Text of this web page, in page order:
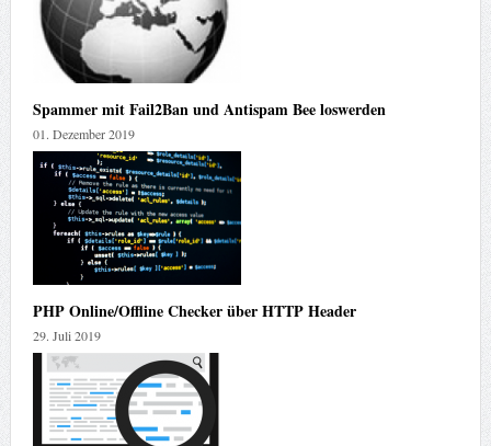
Spammer mit Fail2Ban und Antispam Bee loswerden
01. Dezember 2019
PHP Online/Offline Checker über HTTP Header
29. Juli 2019